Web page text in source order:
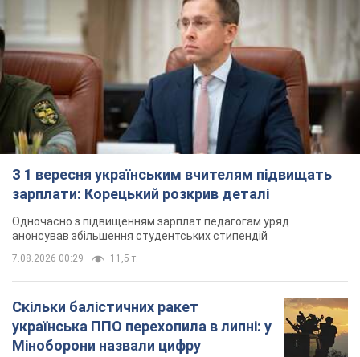
З 1 вересня українським вчителям підвищать
зарплати: Корецький розкрив деталі
Одночасно з підвищенням зарплат педагогам уряд
анонсував збільшення студентських стипендій
7.08.2026 00:29 11,5 т.
Скільки балістичних ракет
українська ППО перехопила в липні: у
Міноборони назвали цифру